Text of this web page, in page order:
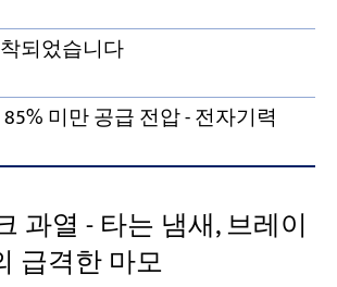
되었습니다
미만 공급 전압 - 전자기력
과열 - 타는 냄새, 브레이
급격한 마모